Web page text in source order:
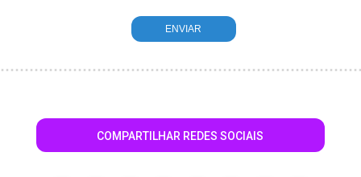
COMPARTILHAR REDES SOCIAIS